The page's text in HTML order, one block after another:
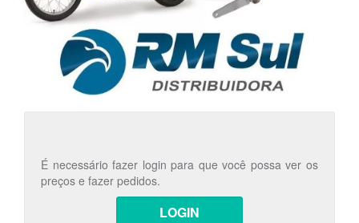
É necessário fazer login para que você possa ver os
preços e fazer pedidos.
LOGIN